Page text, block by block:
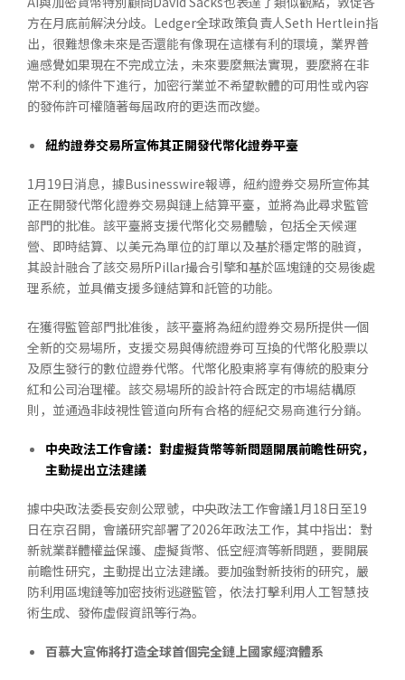
方在月底前解決分歧。Ledger全球政策負責人Seth Hertlein指
出，很難想像未來是否還能有像現在這樣有利的環境，業界普
遍感覺如果現在不完成立法，未來要麼無法實現，要麼將在非
常不利的條件下進行，加密行業並不希望軟體的可用性或內容
的發佈許可權隨著每屆政府的更迭而改變。
紐約證券交易所宣佈其正開發代幣化證券平臺
1月19日消息，據Businesswire報導，紐約證券交易所宣佈其
正在開發代幣化證券交易與鏈上結算平臺，並將為此尋求監管
部門的批准。該平臺將支援代幣化交易體驗，包括全天候運
營、即時結算、以美元為單位的訂單以及基於穩定幣的融資，
其設計融合了該交易所Pillar撮合引擎和基於區塊鏈的交易後處
理系統，並具備支援多鏈結算和託管的功能。
在獲得監管部門批准後，該平臺將為紐約證券交易所提供一個
全新的交易場所，支援交易與傳統證券可互換的代幣化股票以
及原生發行的數位證券代幣。代幣化股東將享有傳統的股東分
紅和公司治理權。該交易場所的設計符合既定的市場結構原
則，並通過非歧視性管道向所有合格的經紀交易商進行分銷。
中央政法工作會議：對虛擬貨幣等新問題開展前瞻性研究，
主動提出立法建議
據中央政法委長安劍公眾號，中央政法工作會議1月18日至19
日在京召開，會議研究部署了2026年政法工作，其中指出：對
新就業群體權益保護、虛擬貨幣、低空經濟等新問題，要開展
前瞻性研究，主動提出立法建議。要加強對新技術的研究，嚴
防利用區塊鏈等加密技術逃避監管，依法打擊利用人工智慧技
術生成、發佈虛假資訊等行為。
百慕大宣佈將打造全球首個完全鏈上國家經濟體系